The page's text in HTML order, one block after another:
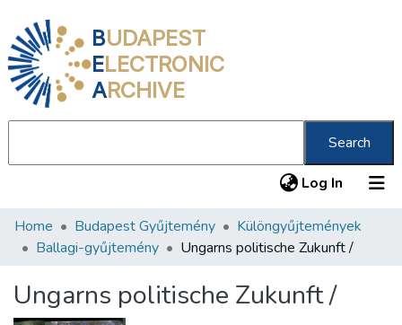
BUDAPEST
ELECTRONIC
ARCHIVE
Search
Log In (current)
Communities & Collections
Statistics
Home Budapest Gyűjtemény
Különgyűjtemények
Ballagi-gyűjtemény
Ungarns politische Zukunft /
Ungarns politische Zukunft /